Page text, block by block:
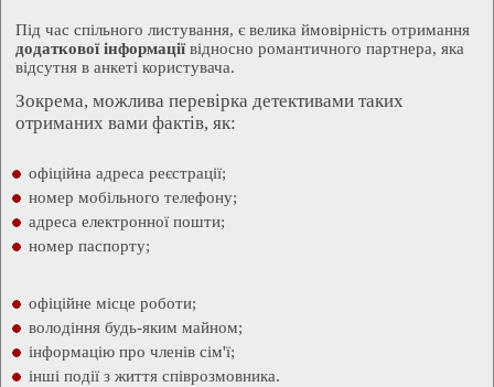
Під час спільного листування, є велика ймовірність отримання
додаткової інформації відносно романтичного партнера, яка
відсутня в анкеті користувача.
Зокрема, можлива перевірка детективами таких
отриманих вами фактів, як:
офіційна адреса реєстрації;
номер мобільного телефону;
адреса електронної пошти;
номер паспорту;
офіційне місце роботи;
володіння будь-яким майном;
інформацію про членів сім'ї;
інші події з життя співрозмовника.